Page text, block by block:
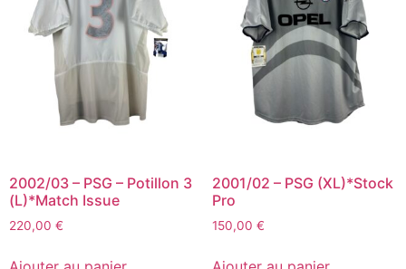
2002/03 – PSG – Potillon 3
(L)*Match Issue
220,00 €
2001/02 – PSG (XL)*Stock
Pro
150,00 €